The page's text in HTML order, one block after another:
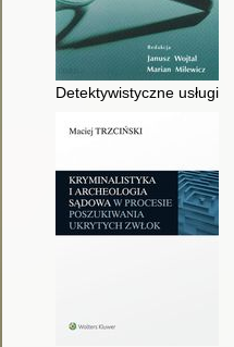
Detektywistyczne usługi